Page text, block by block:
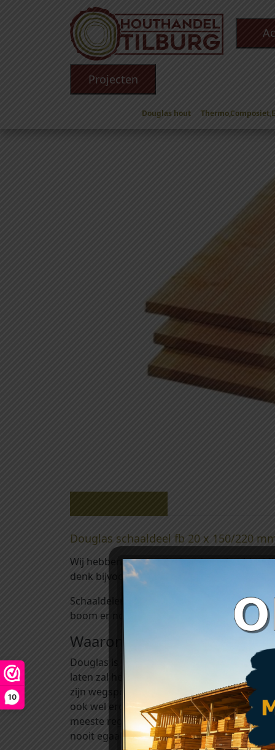
10
Projecten
Douglas hout
Douglas hout/Douglas Planken/
Douglas schaaldeel fb 20 x 150/220
Wij hebben een mooie douglas schaaldeel
denk bijvoorbeeld ook eens aan
Schaaldelen zijn planken waar de schors
boom er nog in terug te zien. Schaaldelen
Waarom kiezen voor
Douglas is een van de hardste Europese
laten zal het door weersinvloeden zoals
zijn wegspoelen. De combinatie van
ook wel erosie genoemd. Door deze twee
meeste regen krijgen zal deze vergrijzing
nooit egaal grijs. Delen aan de binnenzijde